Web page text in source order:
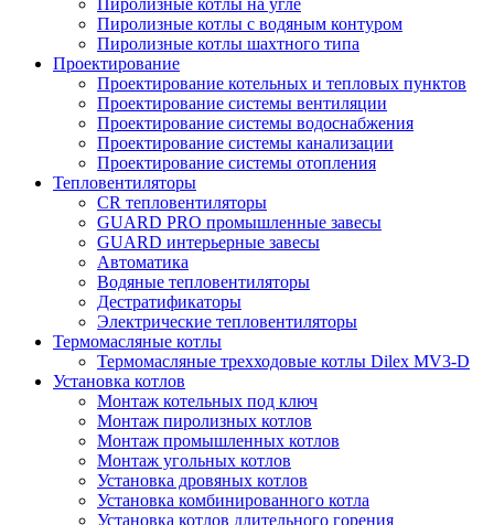
Пиролизные котлы на угле
Пиролизные котлы с водяным контуром
Пиролизные котлы шахтного типа
Проектирование
Проектирование котельных и тепловых пунктов
Проектирование системы вентиляции
Проектирование системы водоснабжения
Проектирование системы канализации
Проектирование системы отопления
Тепловентиляторы
CR тепловентиляторы
GUARD PRO промышленные завесы
GUARD интерьерные завесы
Автоматика
Водяные тепловентиляторы
Дестратификаторы
Электрические тепловентиляторы
Термомасляные котлы
Термомасляные трехходовые котлы Dilex MV3-D
Установка котлов
Монтаж котельных под ключ
Монтаж пиролизных котлов
Монтаж промышленных котлов
Монтаж угольных котлов
Установка дровяных котлов
Установка комбинированного котла
Установка котлов длительного горения